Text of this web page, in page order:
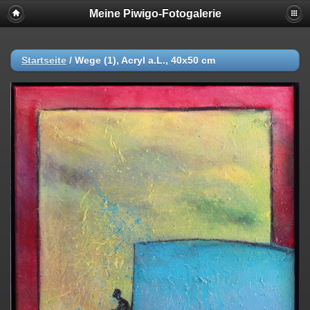
Meine Piwigo-Fotogalerie
Startseite / Wege (1), Acryl a.L., 40x50 cm